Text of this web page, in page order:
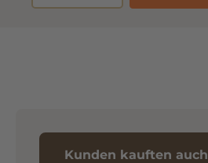
Kunden kauften auch